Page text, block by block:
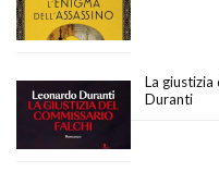
La
Duranti